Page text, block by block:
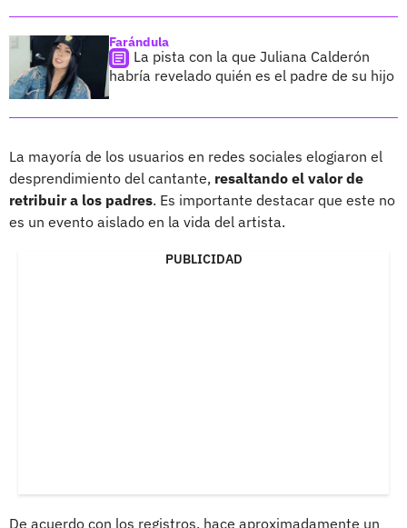
Farándula
La pista con la que Juliana Calderón
habría revelado quién es el padre de su hijo
La mayoría de los usuarios en redes sociales elogiaron el
desprendimiento del cantante, resaltando el valor de
retribuir a los padres. Es importante destacar que este no
es un evento aislado en la vida del artista.
PUBLICIDAD
De acuerdo con los registros, hace aproximadamente un